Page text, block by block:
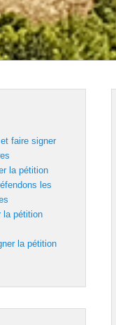
faire signer
la pétition
les
la pétition
la pétition